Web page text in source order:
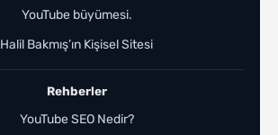
YouTube büyümesi.
Halil Bakmış’ın Kişisel Sitesi
Rehberler
YouTube SEO Nedir?